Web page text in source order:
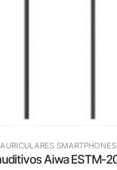
AURICULARES SMARTPHONES